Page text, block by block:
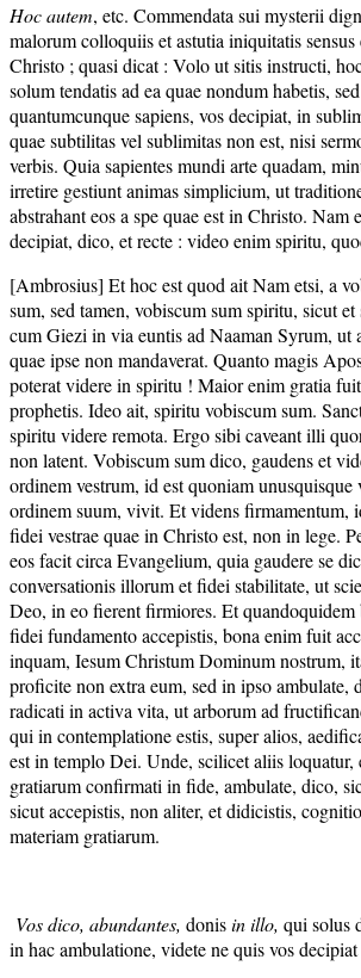
Hoc autem, etc. Commendata sui mysterii
malorum colloquiis et astutia iniquitatis sensus
Christo ; quasi dicat : Volo ut sitis instructi,
solum tendatis ad ea quae nondum habetis,
quantumcunque sapiens, vos decipiat, in
quae subtilitas vel sublimitas non est, nisi
verbis. Quia sapientes mundi arte quadam,
irretire gestiunt animas simplicium, ut
abstrahant eos a spe quae est in Christo. Nam
decipiat, dico, et recte : video enim spiritu,
[Ambrosius] Et hoc est quod ait Nam etsi, a
sum, sed tamen, vobiscum sum spiritu, sicut
cum Giezi in via euntis ad Naaman Syrum, ut
quae ipse non mandaverat. Quanto magis
poterat videre in spiritu ! Maior enim gratia
prophetis. Ideo ait, spiritu vobiscum sum.
spiritu videre remota. Ergo sibi caveant illi
non latent. Vobiscum sum dico, gaudens et
ordinem vestrum, id est quoniam unusquisque
ordinem suum, vivit. Et videns firmamentum,
fidei vestrae quae in Christo est, non in lege.
eos facit circa Evangelium, quia gaudere se
conversationis illorum et fidei stabilitate, ut
Deo, in eo fierent firmiores. Et quandoquidem
fidei fundamento accepistis, bona enim fuit
inquam, Iesum Christum Dominum nostrum,
proficite non extra eum, sed in ipso ambulate,
radicati in activa vita, ut arborum ad
qui in contemplatione estis, super alios,
est in templo Dei. Unde, scilicet aliis loquatur,
gratiarum confirmati in fide, ambulate, dico,
sicut accepistis, non aliter, et didicistis,
materiam gratiarum.
Vos dico, abundantes, donisin illo, qui solus
in hac ambulatione, videte ne quis vos